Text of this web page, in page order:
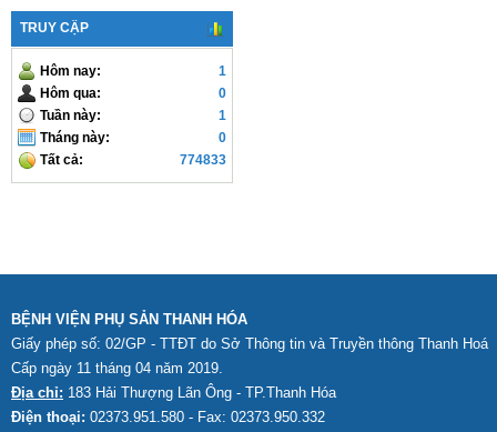
TRUY CẬP
Hôm nay:
1
Hôm qua:
0
Tuần này:
1
Tháng này:
0
Tất cả:
774833
BỆNH VIỆN PHỤ SẢN THANH HÓA
Giấy phép số: 02/GP - TTĐT do Sở Thông tin và Truyền thông Thanh Hoá
Cấp ngày 11 tháng 04 năm 2019.
Địa chỉ: 183 Hải Thượng Lãn Ông - TP.Thanh Hóa
Điện thoại: 02373.951.580 - Fax: 02373.950.332